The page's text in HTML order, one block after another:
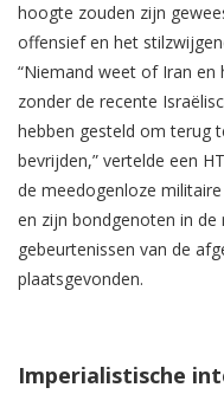
hoogte zouden zijn
offensief en het
“Niemand weet of Iran
zonder de recente
hebben gesteld om terug
bevrijden,” vertelde een
de meedogenloze
en zijn bondgenoten in
gebeurtenissen van de
plaatsgevonden.
Imperialistische